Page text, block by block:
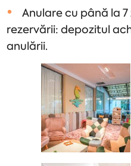
Anulare cu până la
rezervării: depozitul
anulării.